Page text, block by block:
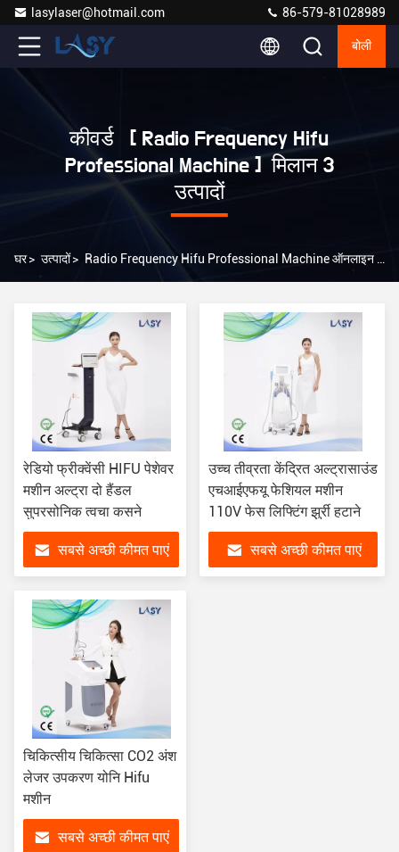
lasylaser@hotmail.com 86-579-81028989
बोली
कीवर्ड [ Radio Frequency Hifu
Professional Machine ] मिलान 3
उत्पादों
घर> उत्पादों> Radio Frequency Hifu Professional Machine ऑनलाइन निर्माता
रेडियो फ्रीक्वेंसी HIFU पेशेवर
मशीन अल्ट्रा दो हैंडल
सुपरसोनिक त्वचा कसने
सबसे अच्छी कीमत पाएं
उच्च तीव्रता केंद्रित अल्ट्रासाउंड
एचआईएफयू फेशियल मशीन
110V फेस लिफ्टिंग झुर्री हटाने
सबसे अच्छी कीमत पाएं
चिकित्सीय चिकित्सा CO2 अंश
लेजर उपकरण योनि Hifu
मशीन
सबसे अच्छी कीमत पाएं